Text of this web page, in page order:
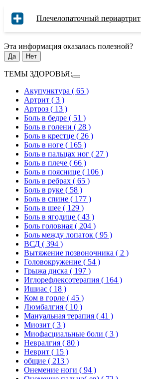
Плечелопаточный периартрит
Эта информация оказалась полезной?
Да Нет
ТЕМЫ ЗДОРОВЬЯ:
Акупунктура ( 65 )
Артрит ( 3 )
Артроз ( 13 )
Боль в бедре ( 51 )
Боль в голени ( 28 )
Боль в крестце ( 26 )
Боль в ноге ( 165 )
Боль в пальцах ног ( 27 )
Боль в плече ( 66 )
Боль в пояснице ( 106 )
Боль в ребрах ( 65 )
Боль в руке ( 58 )
Боль в спине ( 177 )
Боль в шее ( 129 )
Боль в ягодице ( 43 )
Боль головная ( 204 )
Боль между лопаток ( 95 )
ВСД ( 394 )
Вытяжение позвоночника ( 2 )
Головокружение ( 54 )
Грыжа диска ( 197 )
Иглорефлексотерапия ( 164 )
Ишиас ( 18 )
Ком в горле ( 45 )
Люмбалгия ( 10 )
Мануальная терапия ( 41 )
Миозит ( 3 )
Миофасциальные боли ( 3 )
Невралгия ( 80 )
Неврит ( 15 )
общие ( 213 )
Онемение ноги ( 94 )